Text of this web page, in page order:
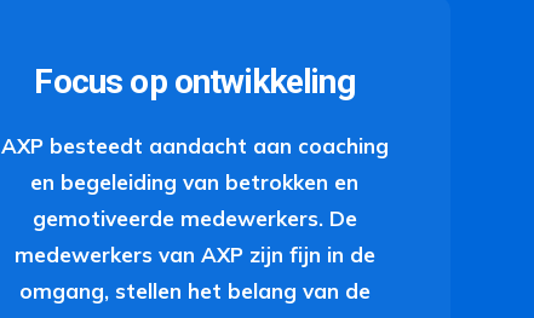
Focus op ontwikkeling
AXP besteedt aandacht aan coaching
en begeleiding van betrokken en
gemotiveerde medewerkers. De
medewerkers van AXP zijn fijn in de
omgang, stellen het belang van de